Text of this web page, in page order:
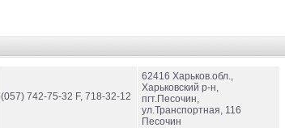
(057) 742-75-32 F, 718-32-12
62416 Харьков.обл.,
Харьковский р-н,
пгт.Песочин,
ул.Транспортная, 116
Песочин